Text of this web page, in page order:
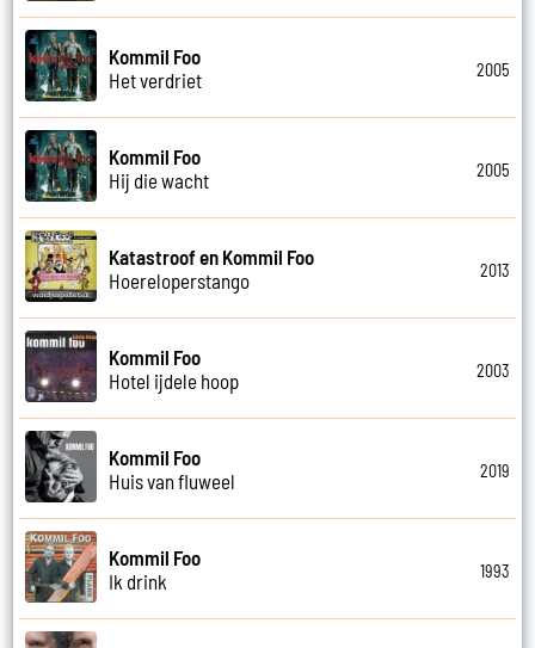
Kommil Foo
Het verdriet
2005
Kommil Foo
Hij die wacht
2005
Katastroof en Kommil Foo
Hoereloperstango
2013
Kommil Foo
Hotel ijdele hoop
2003
Kommil Foo
Huis van fluweel
2019
Kommil Foo
Ik drink
1993